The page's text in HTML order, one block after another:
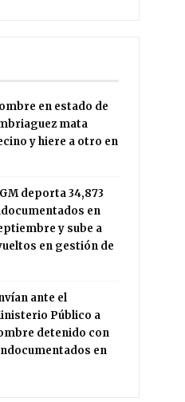
en estado de
mata
y hiere a otro en
deporta 34,873
en
y sube a
en gestión de
ante el
Público a
detenido con
en